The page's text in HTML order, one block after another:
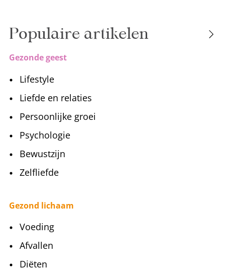
Populaire artikelen
Gezonde geest
Lifestyle
Liefde en relaties
Persoonlijke groei
Psychologie
Bewustzijn
Zelfliefde
Gezond lichaam
Voeding
Afvallen
Diëten